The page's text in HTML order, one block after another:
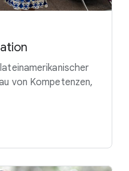
von Kompetenzen,